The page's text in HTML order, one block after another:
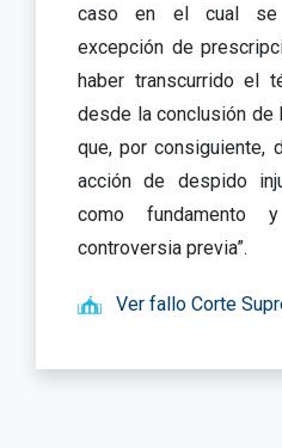
caso en el cual se
excepción de
haber transcurrido el
desde la conclusión
que, por consiguiente,
acción de despido
como fundamento
controversia previa”.
Ver fallo Corte